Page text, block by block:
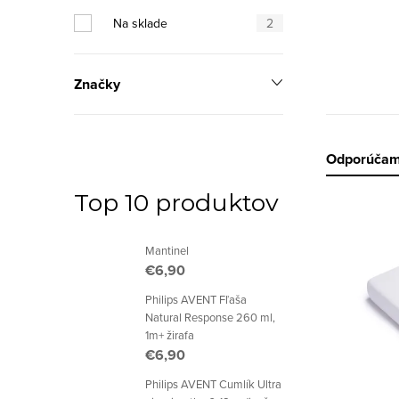
a
n
Na sklade 2
Značky
Top 10 produktov
Mantinel
€6,90
Philips AVENT Fľaša
Natural Response 260 ml,
1m+ žirafa
€6,90
Philips AVENT Cumlík Ultra
R